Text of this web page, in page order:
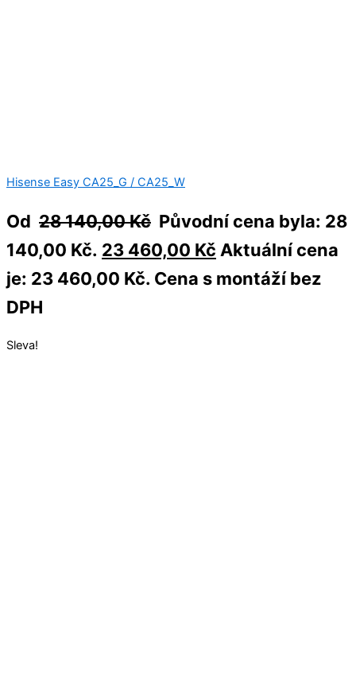
Hisense Easy CA25_G / CA25_W
Od 28 140,00Kč Původní cena byla: 28
140,00 Kč. 23 460,00 Kč Aktuální cena
je: 23 460,00 Kč. Cena s montáží bez
DPH
Sleva!